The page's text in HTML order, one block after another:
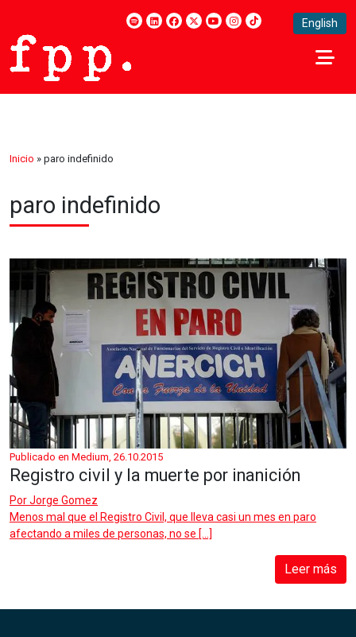
English
Inicio » paro indefinido
paro indefinido
Publicado en Medium, 26.10.2015
Registro civil y la muerte por inanición
PorJorge Gomez
Menos mal que el Registro Civil, que lleva casi un mes en paro
afectando a miles de personas, no se […]
Leer más